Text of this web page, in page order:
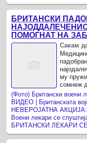
БРИТАНСКИ
ПОМОГНАТ НА
Сакам
му
сомнеж